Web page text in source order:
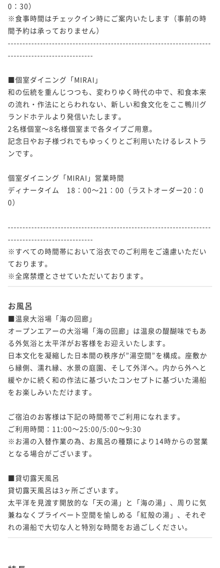
0：30）
※食事時間はチェックイン時にご案内いたします（事前の時
間予約は承っておりません）
---------------------------------------------------------------------
-----------------------------
■個室ダイニング「MIRAI」
和の伝統を重んじつつも、変わりゆく時代の中で、和食本来
の流れ・作法にとらわれない、新しい和食文化をここ鴨川グ
ランドホテルより発信いたします。
2名様個室～8名様個室まで各タイプご用意。
記念日やお子様づれでもゆっくりとご利用いたけるレストラ
ンです。
個室ダイニング「MIRAI」営業時間
ディナータイム　18：00～21：00（ラストオーダー20：0
0）
---------------------------------------------------------------------
-----------------------------
※すべての時間帯において浴衣でのご利用をご遠慮いただい
ております。
※全席禁煙とさせていただいております。
お風呂
■温泉大浴場「海の回廊」
オープンエアーの大浴場「海の回廊」は温泉の醍醐味でもあ
る外気浴と太平洋がお客様をお迎えいたします。
日本文化を凝縮した日本間の秩序が”湯空間”を構成。座敷か
ら縁側、濡れ縁、水景の庭園、そして外洋へ。内から外へと
緩やかに続く和の作法に基づいたコンセプトに基づいた湯船
をお楽しみいただけます。
ご宿泊のお客様は下記の時間帯でご利用になれます。
ご利用時間：11:00～25:00/5:00～9:30
※お湯の入替作業の為、お風呂の種類により14時からの営業
となる場合がございます。
■貸切露天風呂
貸切露天風呂は3ヶ所ございます。
太平洋を見渡す開放的な「天の湯」と「海の湯」、周りに気
兼ねなくプライベート空間を愉しめる「紅殻の湯」、それぞ
れの湯船で大切な人と特別な時間をお過ごしください。